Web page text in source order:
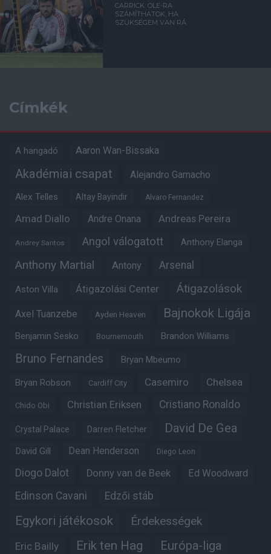
CARRICK: OLE-RA
SZÁMÍTHATOK, HA
SZÜKSÉGEM VAN RÁ
Címkék
A hangadó Aaron Wan-Bissaka
Akadémiai csapat Alejandro Garnacho
Alex Telles Altay Bayindir Alvaro Fernandez
Amad Diallo Andre Onana Andreas Pereira
Andrey Santos Angol válogatott Anthony Elanga
Anthony Martial Antony Arsenal
Aston Villa Átigazolási Center Átigazolások
Axel Tuanzebe Ayden Heaven Bajnokok Ligája
Benjamin Sesko Bournemouth Brandon Williams
Bruno Fernandes Bryan Mbeumo
Bryan Robson Cardiff City Casemiro Chelsea
Chido Obi Christian Eriksen Cristiano Ronaldo
Crystal Palace Darren Fletcher David De Gea
David Gill Dean Henderson Diego Leon
Diogo Dalot Donny van de Beek Ed Woodward
Edinson Cavani Edzői stáb
Egykori játékosok Érdekességek
Eric Bailly Erik ten Hag Európa-liga